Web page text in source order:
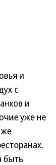
и
с
и
уже не
быть